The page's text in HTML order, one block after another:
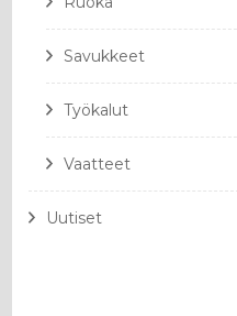
Savukkeet
Työkalut
Vaatteet
Uutiset